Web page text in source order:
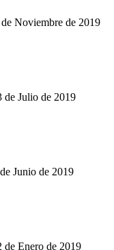
Noviembre de 2019
de Julio de 2019
Junio de 2019
de Enero de 2019